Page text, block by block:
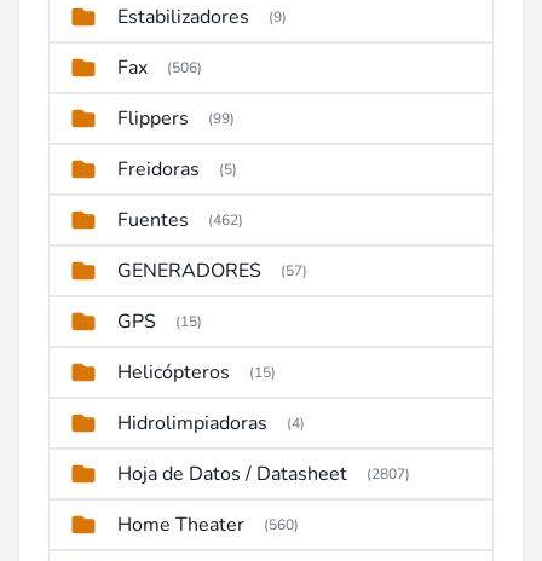
Estabilizadores (9)
Fax (506)
Flippers (99)
Freidoras (5)
Fuentes (462)
GENERADORES (57)
GPS (15)
Helicópteros (15)
Hidrolimpiadoras (4)
Hoja de Datos / Datasheet (2807)
Home Theater (560)